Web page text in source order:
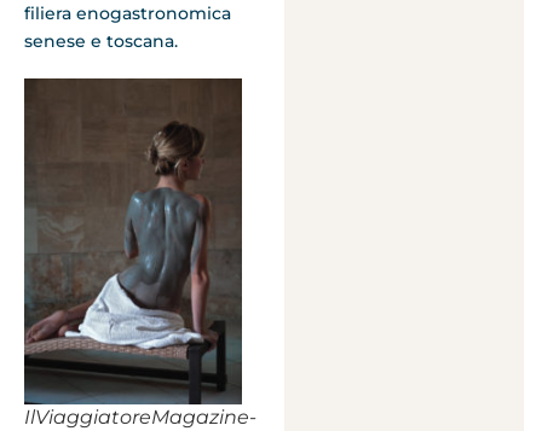
filiera enogastronomica
senese e toscana.
IlViaggiatoreMagazine-